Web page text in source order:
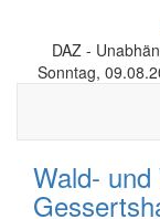
DAZ -
Sonntag,
Wald-